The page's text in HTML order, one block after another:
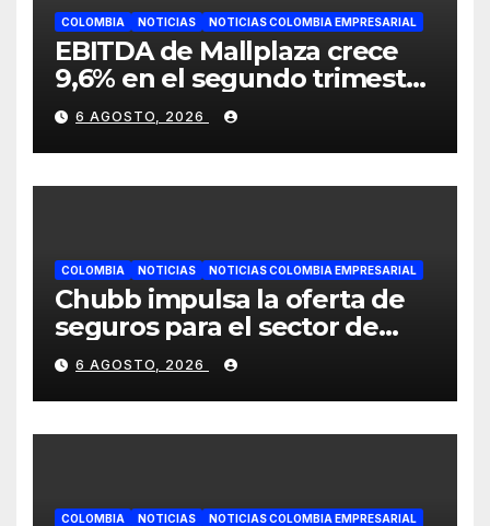
COLOMBIA NOTICIAS NOTICIAS COLOMBIA EMPRESARIAL
EBITDA de Mallplaza crece
9,6% en el segundo trimestre
mientras avanza en su plan
de crecimiento en Colombia
6 AGOSTO, 2026
COLOMBIA NOTICIAS NOTICIAS COLOMBIA EMPRESARIAL
Chubb impulsa la oferta de
seguros para el sector de
energías renovables en
América Latina
6 AGOSTO, 2026
COLOMBIA NOTICIAS NOTICIAS COLOMBIA EMPRESARIAL